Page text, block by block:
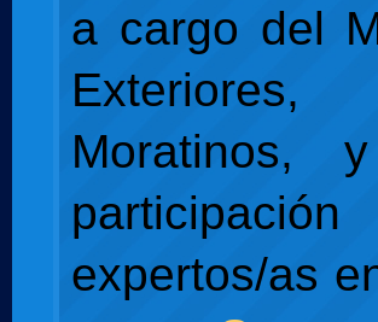
a cargo del
Moratinos,
expertos/as